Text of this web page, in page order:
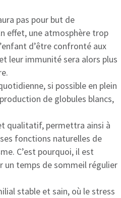
pas pour but de
effet, une atmosphère trop
d’être confronté aux
leur immunité sera alors plus
si possible en plein
de globules blancs,
qualitatif, permettra ainsi à
fonctions naturelles de
C’est pourquoi, il est
un temps de sommeil régulier
stable et sain, où le stress